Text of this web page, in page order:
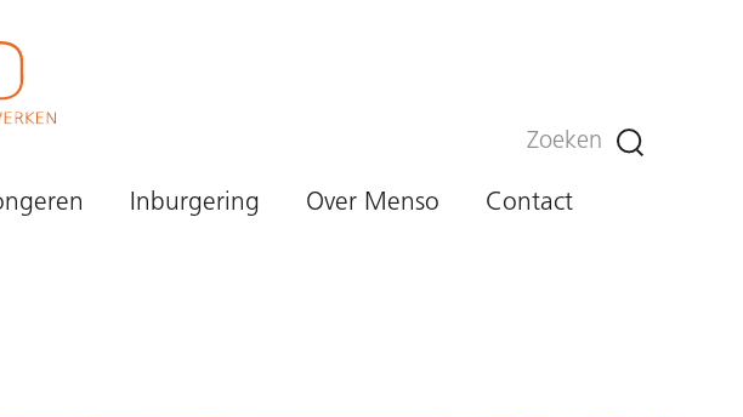
Zoeken
Inburgering Over Menso Contact